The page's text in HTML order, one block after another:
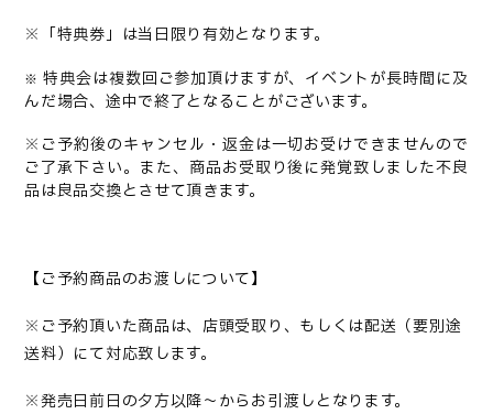
※「特典券」は当日限り有効となります。
※ 特典会は複数回ご参加頂けますが、イベントが長時間に及
んだ場合、途中で終了となることがございます。
※ご予約後のキャンセル・返金は一切お受けできませんので
ご了承下さい。また、商品お受取り後に発覚致しました不良
品は良品交換とさせて頂きます。
【ご予約商品のお渡しについて】
※ご予約頂いた商品は、店頭受取り、もしくは配送（要別途
送料）にて対応致します。
※発売日前日の夕方以降～からお引渡しとなります。